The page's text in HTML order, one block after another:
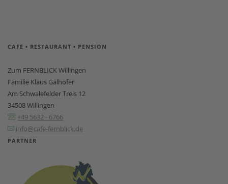
CAFE • RESTAURANT • PENSION
Zum FERNBLICK Willingen
Familie Klaus Galhofer
Am Schwalefelder Treis 12
34508 Willingen
+49 5632 - 6766
info@cafe-fernblick.de
PARTNER